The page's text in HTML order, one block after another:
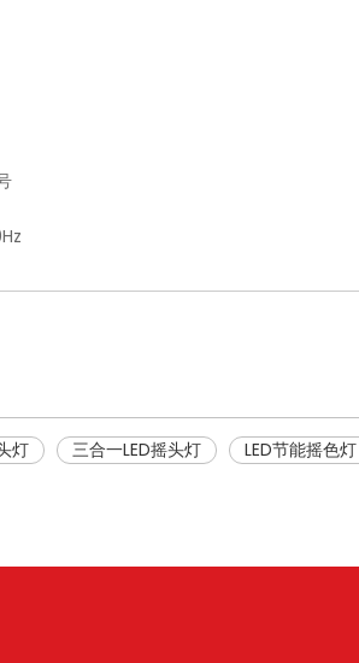
灯 三合一LED摇头灯 LED节能摇色灯